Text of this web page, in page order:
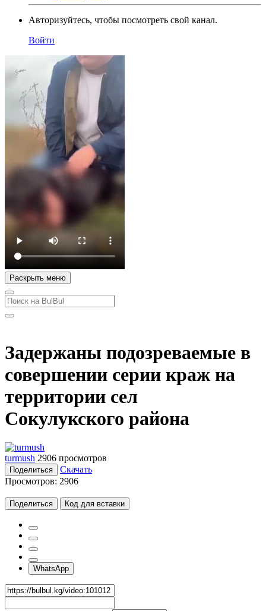
Авторизуйтесь, чтобы посмотреть свой канал.
Войти
Раскрыть меню
Задержаны подозреваемые в
совершении серии краж на
территории сел
Сокулукского района
turmush 2906 просмотров
Поделиться
Скачать
Просмотров: 2906
Поделиться Код для вставки
WhatsApp